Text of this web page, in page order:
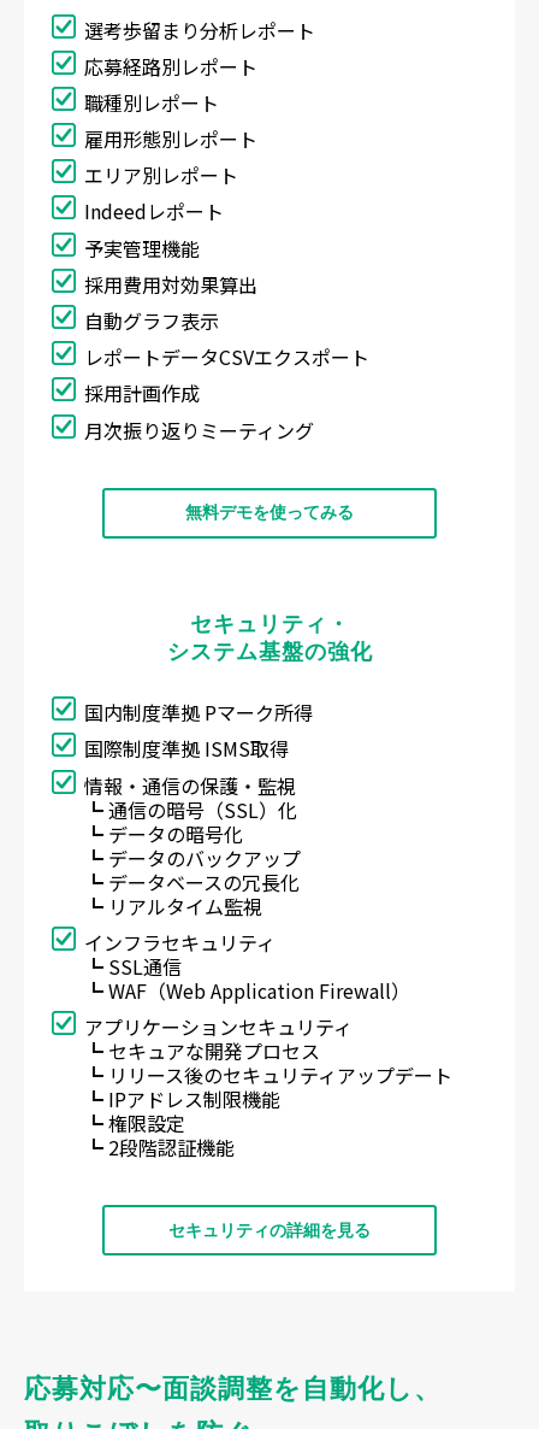
選考歩留まり分析レポート
応募経路別レポート
職種別レポート
雇用形態別レポート
エリア別レポート
Indeedレポート
予実管理機能
採用費用対効果算出
自動グラフ表示
レポートデータCSVエクスポート
採用計画作成
月次振り返りミーティング
無料デモを使ってみる
セキュリティ・
システム基盤の強化
国内制度準拠 Pマーク所得
国際制度準拠 ISMS取得
情報・通信の保護・監視
┗ 通信の暗号（SSL）化
┗ データの暗号化
┗ データのバックアップ
┗ データベースの冗長化
┗ リアルタイム監視
インフラセキュリティ
┗ SSL通信
┗ WAF（Web Application Firewall）
アプリケーションセキュリティ
┗ セキュアな開発プロセス
┗ リリース後のセキュリティアップデート
┗ IPアドレス制限機能
┗ 権限設定
┗ 2段階認証機能
セキュリティの詳細を見る
応募対応〜面談調整を自動化し、